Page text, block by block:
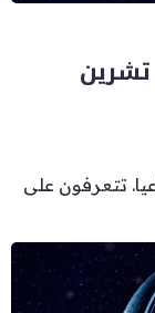
توقعات الأبراج ليوم الثلاثاء 3 تشرين
تتعرفون على